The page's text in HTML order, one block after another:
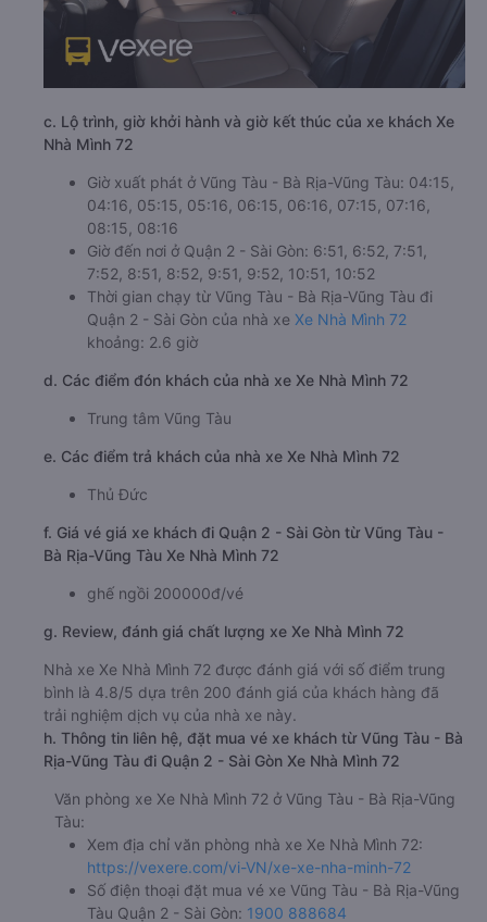
c. Lộ trình, giờ khởi hành và giờ kết thúc của xe khách Xe
Nhà Mình 72
Giờ xuất phát ở Vũng Tàu - Bà Rịa-Vũng Tàu: 04:15,
04:16, 05:15, 05:16, 06:15, 06:16, 07:15, 07:16,
08:15, 08:16
Giờ đến nơi ở Quận 2 - Sài Gòn: 6:51, 6:52, 7:51,
7:52, 8:51, 8:52, 9:51, 9:52, 10:51, 10:52
Thời gian chạy từ Vũng Tàu - Bà Rịa-Vũng Tàu đi
Quận 2 - Sài Gòn của nhà xe Xe Nhà Mình 72
khoảng: 2.6 giờ
d. Các điểm đón khách của nhà xe Xe Nhà Mình 72
Trung tâm Vũng Tàu
e. Các điểm trả khách của nhà xe Xe Nhà Mình 72
Thủ Đức
f. Giá vé giá xe khách đi Quận 2 - Sài Gòn từ Vũng Tàu -
Bà Rịa-Vũng Tàu Xe Nhà Mình 72
ghế ngồi 200000đ/vé
g. Review, đánh giá chất lượng xe Xe Nhà Mình 72
Nhà xe Xe Nhà Mình 72 được đánh giá với số điểm trung
bình là 4.8/5 dựa trên 200 đánh giá của khách hàng đã
trải nghiệm dịch vụ của nhà xe này.
h. Thông tin liên hệ, đặt mua vé xe khách từ Vũng Tàu - Bà
Rịa-Vũng Tàu đi Quận 2 - Sài Gòn Xe Nhà Mình 72
Văn phòng xe Xe Nhà Mình 72 ở Vũng Tàu - Bà Rịa-Vũng
Tàu:
Xem địa chỉ văn phòng nhà xe Xe Nhà Mình 72:
https://vexere.com/vi-VN/xe-xe-nha-minh-72
Số điện thoại đặt mua vé xe Vũng Tàu - Bà Rịa-Vũng
Tàu Quận 2 - Sài Gòn: 1900 888684